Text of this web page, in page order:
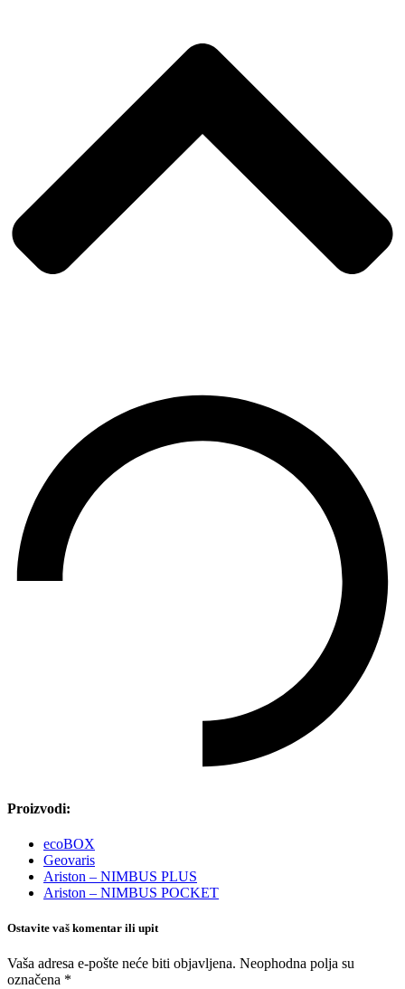
Proizvodi:
ecoBOX
Geovaris
Ariston – NIMBUS PLUS
Ariston – NIMBUS POCKET
Ostavite vaš komentar ili upit
Vaša adresa e-pošte neće biti objavljena. Neophodna polja su
označena *